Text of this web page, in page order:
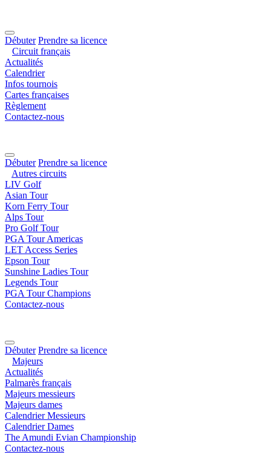
Débuter Prendre sa licence
Circuit français
Actualités
Calendrier
Infos tournois
Cartes françaises
Règlement
Contactez-nous
Débuter Prendre sa licence
Autres circuits
LIV Golf
Asian Tour
Korn Ferry Tour
Alps Tour
Pro Golf Tour
PGA Tour Americas
LET Access Series
Epson Tour
Sunshine Ladies Tour
Legends Tour
PGA Tour Champions
Contactez-nous
Débuter Prendre sa licence
Majeurs
Actualités
Palmarès français
Majeurs messieurs
Majeurs dames
Calendrier Messieurs
Calendrier Dames
The Amundi Evian Championship
Contactez-nous